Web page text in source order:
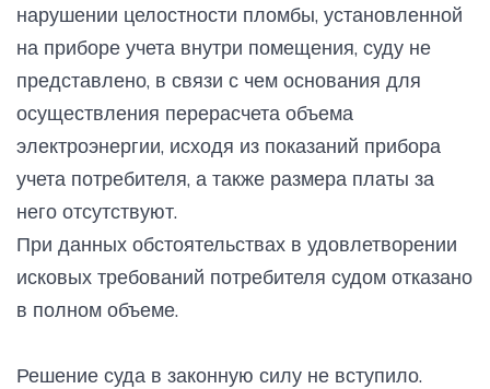
нарушении целостности пломбы, установленной
на приборе учета внутри помещения, суду не
представлено, в связи с чем основания для
осуществления перерасчета объема
электроэнергии, исходя из показаний прибора
учета потребителя, а также размера платы за
него отсутствуют.
При данных обстоятельствах в удовлетворении
исковых требований потребителя судом отказано
в полном объеме.
Решение суда в законную силу не вступило.